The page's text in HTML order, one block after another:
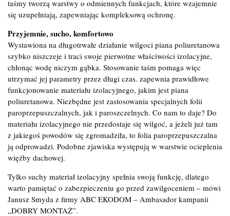
taśmy tworzą warstwy o odmiennych funkcjach, które wzajemnie
się uzupełniają, zapewniając kompleksową ochronę.
Przyjemnie, sucho, komfortowo
Wystawiona na długotrwałe działanie wilgoci piana poliuretanowa
szybko niszczeje i traci swoje pierwotne właściwości izolacyjne,
chłonąc wodę niczym gąbka. Stosowanie taśm pomaga więc
utrzymać jej parametry przez długi czas. zapewnia prawidłowe
funkcjonowanie materiału izolacyjnego, jakim jest piana
poliuretanowa. Niezbędne jest zastosowania specjalnych folii
paroprzepuszczalnych, jak i paroszczelnych. Co nam to daje? Do
materiału izolacyjnego nie przedostaje się wilgoć, a jeżeli już tam
z jakiegoś powodów się zgromadziła, to folia paroprzepuszczalna
ją odprowadzi. Podobne zjawiska występują w warstwie ocieplenia
więźby dachowej.
Tylko suchy materiał izolacyjny spełnia swoją funkcję, dlatego
warto pamiętać o zabezpieczeniu go przed zawilgoceniem – mówi
Janusz Smyda z firmy ABC EKODOM – Ambasador kampanii
„DOBRY MONTAŻ”.